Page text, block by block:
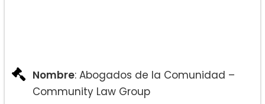
Nombre: Abogados de la Comunidad –
Community Law Group